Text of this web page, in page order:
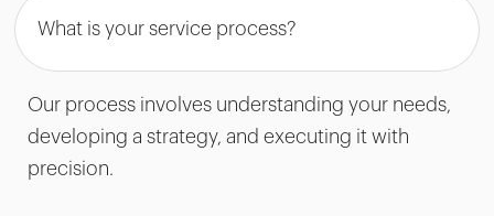
What is your service process?
Our process involves understanding your needs,
developing a strategy, and executing it with
precision.